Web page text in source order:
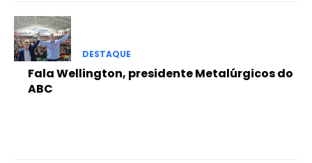
DESTAQUE
Fala Wellington, presidente Metalúrgicos do
ABC